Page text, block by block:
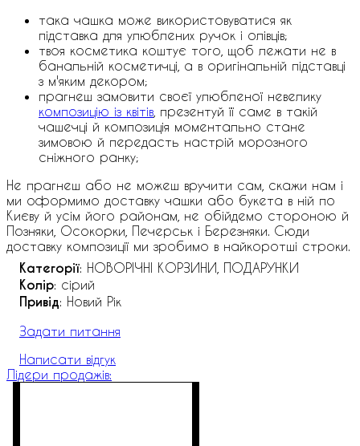
така чашка може використовуватися як
підставка для улюблених ручок і олівців;
твоя косметика коштує того, щоб лежати не в
банальній косметичці, а в оригінальній підставці
з м'яким декором;
прагнеш замовити своєї улюбленої невелику
композицію із квітів , презентуй її саме в такій
чашечці й композиція моментально стане
зимовою й передасть настрій морозного
сніжного ранку;
Не прагнеш або не можеш вручити сам, скажи нам і
ми оформимо доставку чашки або букета в ній по
Києву й усім його районам, не обійдемо стороною й
Позняки, Осокорки, Печерськ і Березняки. Сюди
доставку композиції ми зробимо в найкоротші строки.
Категорії: НОВОРІЧНІ КОРЗИНИ, ПОДАРУНКИ
Колір: сірий
Привід: Новий Рік
Задати питання
Написати відгук
Лідери продажів: